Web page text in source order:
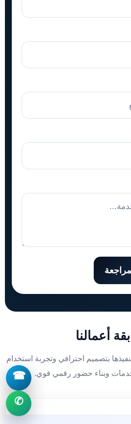
أعمالنا
بتصميم احترافي وتجربة استخدام
وبناء حضور رقمي قوي.
☎
✆